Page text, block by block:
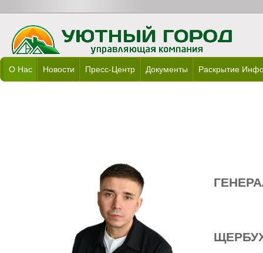
О Нас Новости Пресс-Центр Документы Раскрытие